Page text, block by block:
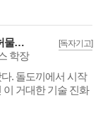
[독자기고]
[독자기고] ‘피지컬 AI’ 시대, 벽을 허물어야 융합이 보인다.
학장
. 돌도끼에서 시작
거대한 기술 진화